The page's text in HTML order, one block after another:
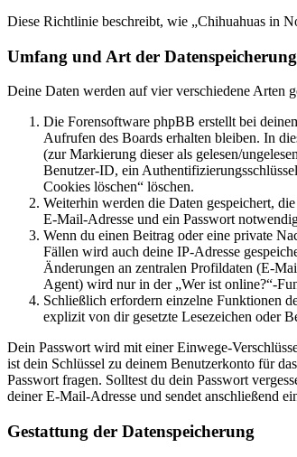
Diese Richtlinie beschreibt, wie „Chihuahuas in
Umfang und Art der Datenspeicherung
Deine Daten werden auf vier verschiedene Arten
Die Forensoftware phpBB erstellt bei
Aufrufen des Boards erhalten bleiben. In
(zur Markierung dieser als gelesen/
Benutzer-ID, ein
Cookies löschen“ löschen.
Weiterhin werden die Daten gespeichert,
E-Mail-Adresse und ein Passwort
Wenn du einen Beitrag oder eine private
Fällen wird auch deine IP-Adresse
Änderungen an zentralen Profildaten (E-
Agent) wird nur in der „Wer ist online?“-
Schließlich erfordern einzelne Funktionen
explizit von dir gesetzte Lesezeichen oder
Dein Passwort wird mit einer Einwege-
ist dein Schlüssel zu deinem Benutzerkonto für
Passwort fragen. Solltest du dein Passwort
deiner E-Mail-Adresse und sendet anschließend
Gestattung der Datenspeicherung